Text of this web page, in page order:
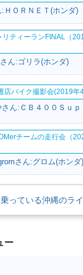
・フルモデルチ
ジ
年 CROSS Cu
新登場
:ＨＯＲＮＥＴ(ホンダ)
リティーランFINAL（
ん:ゴリラ(ホンダ)
店バイク撮影会(2019年
チームの走行会（
さん:グロム(ホンダ)
っている沖縄のラ
ー